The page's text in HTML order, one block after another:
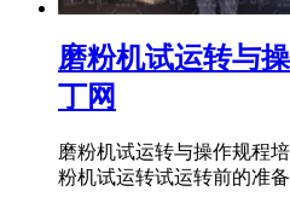
磨粉机试运转与
丁网
磨粉机试运转与操作规程
粉机试运转试运转前的准